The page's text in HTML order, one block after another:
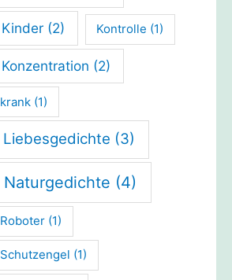
Kinder (2) Kontrolle (1)
Konzentration (2)
krank (1)
Liebesgedichte (3)
Naturgedichte (4)
Roboter (1)
Schutzengel (1)